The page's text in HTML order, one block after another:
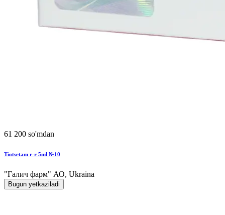
61 200 so'mdan
Tiotsetam r-r 5ml №10
"Галич фарм" АО, Ukraina
Bugun yetkaziladi